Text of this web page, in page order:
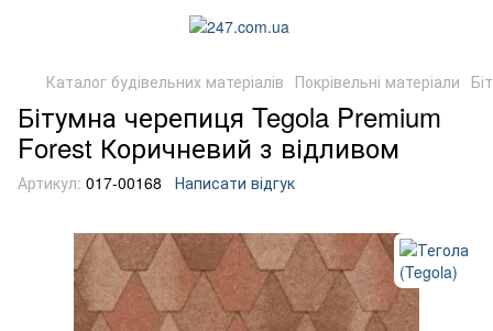
Каталог будівельних матеріалів Покрівельні матеріали
Бітумна черепиця Tegola Premium
Forest Коричневий з відливом
Артикул: 017-00168 Написати відгук